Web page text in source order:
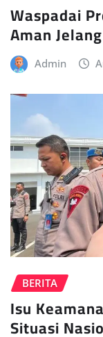
Waspadai
Aman
Admin
BERITA
Isu
Situasi